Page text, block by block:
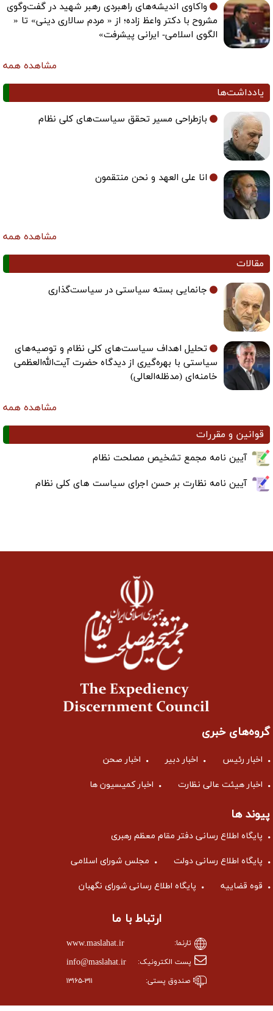
واکاوی اندیشه‌های راهبردی رهبر شهید در گفت‌وگوی
مشروح با دکتر واعظ زاده؛ از « مردم سالاری دینی» تا «
الگوی اسلامی- ایرانی پیشرفت»
مشاهده همه
یادداشت‌ها
بازطراحی مسیر تحقق سیاست‌های کلی نظام
انا علی العهد و نحن منتقمون
مشاهده همه
مقالات
جانمایی بسته سیاستی در سیاست‌گذاری
تحلیل اهداف سیاست‌های کلی نظام و توصیه‌های
سیاستی با بهره‌گیری از دیدگاه حضرت آیت‌الله‌العظمی
خامنه‌ای (مدظله‌العالی)
مشاهده همه
قوانین و مقررات
آیین نامه مجمع تشخیص مصلحت نظام
آیین نامه نظارت بر حسن اجرای سیاست های کلی نظام
گروه‌های خبری
اخبار رئیس اخبار دبیر اخبار صحن
اخبار هیئت عالی نظارت اخبار کمیسیون ها
پیوند ها
پایگاه اطلاع رسانی دفتر مقام معظم رهبری
پایگاه اطلاع رسانی دولت مجلس شورای اسلامی
قوه قضاییه پایگاه اطلاع رسانی شورای نگهبان
ارتباط با ما
تارنما: www.maslahat.ir
پست الکترونیک: info@maslahat.ir
صندوق پستی: ۱۳۱۶۵-۳۱۱